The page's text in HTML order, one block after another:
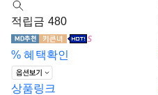
적립금 480
% 혜택확인
상품링크